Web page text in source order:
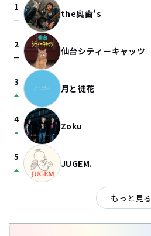
1
check_indeterminate_small the奥歯's
2
check_indeterminate_small 仙台シティーキャッツ
3
arrow_drop_up 月と徒花
4
arrow_drop_up Zoku
5
arrow_drop_up JUGEM.
もっと見る